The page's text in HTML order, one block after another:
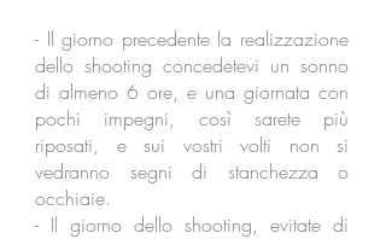
- Il giorno precedente la realizzazione
dello shooting concedetevi un sonno
di almeno 6 ore, e una giornata con
pochi impegni, così sarete più
riposati, e sui vostri volti non si
vedranno segni di stanchezza o
occhiaie.
- Il giorno dello shooting, evitate di